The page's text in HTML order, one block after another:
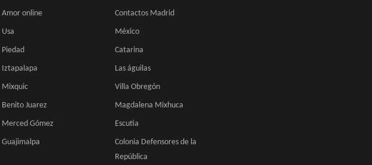
Amor online Contactos Madrid
Usa México
Piedad Catarina
Iztapalapa Las águilas
Mixquic Villa Obregón
Benito Juarez Magdalena Mixhuca
Merced Gómez Escutia
Guajimalpa
Colonia Defensores de la
República